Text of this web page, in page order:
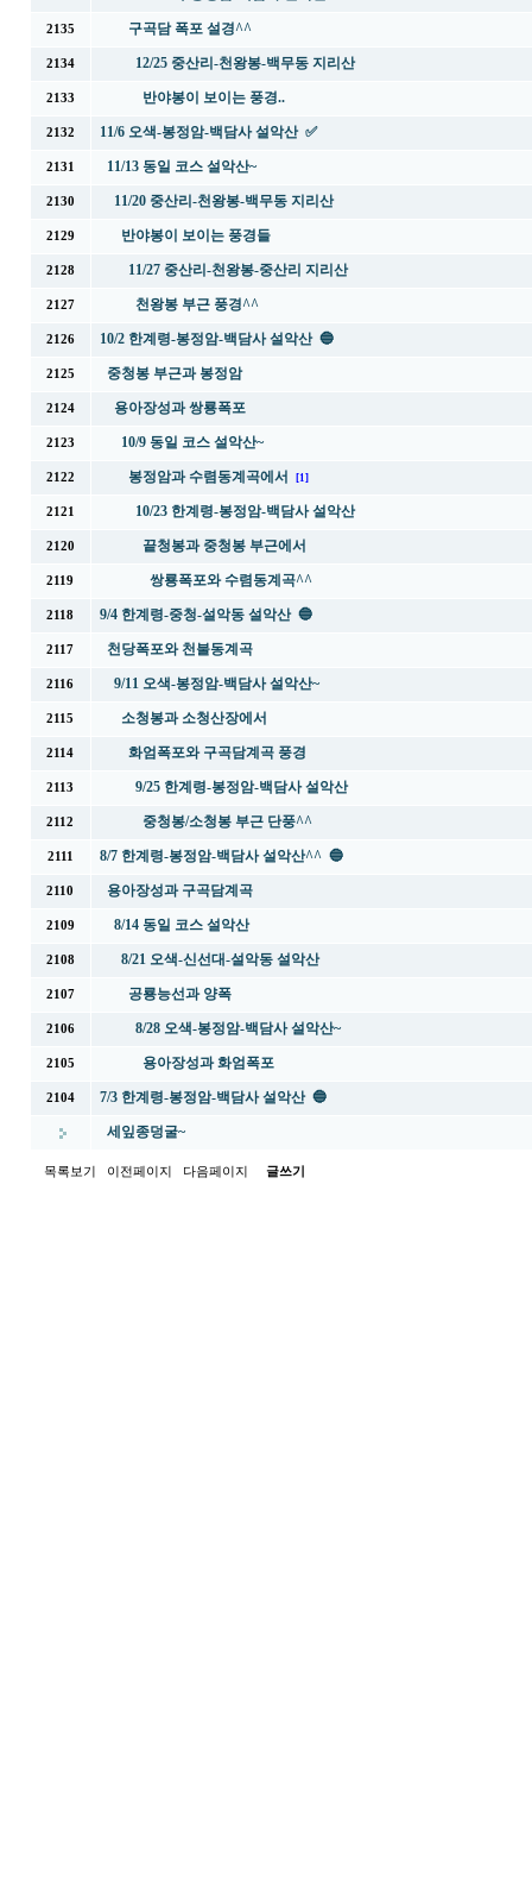
2135 구곡담 폭포 설경^^
2134 12/25 중산리-천왕봉-백무동 지리산
2133 반야봉이 보이는 풍경..
2132 11/6 오색-봉정암-백담사 설악산 ✅
2131 11/13 동일 코스 설악산~
2130 11/20 중산리-천왕봉-백무동 지리산
2129 반야봉이 보이는 풍경들
2128 11/27 중산리-천왕봉-중산리 지리산
2127 천왕봉 부근 풍경^^
2126 10/2 한계령-봉정암-백담사 설악산 🔵
2125 중청봉 부근과 봉정암
2124 용아장성과 쌍룡폭포
2123 10/9 동일 코스 설악산~
2122 봉정암과 수렴동계곡에서 [1]
2121 10/23 한계령-봉정암-백담사 설악산
2120 끝청봉과 중청봉 부근에서
2119 쌍룡폭포와 수렴동계곡^^
2118 9/4 한계령-중청-설악동 설악산 🔵
2117 천당폭포와 천불동계곡
2116 9/11 오색-봉정암-백담사 설악산~
2115 소청봉과 소청산장에서
2114 화엄폭포와 구곡담계곡 풍경
2113 9/25 한계령-봉정암-백담사 설악산
2112 중청봉/소청봉 부근 단풍^^
2111 8/7 한계령-봉정암-백담사 설악산^^ 🔵
2110 용아장성과 구곡담계곡
2109 8/14 동일 코스 설악산
2108 8/21 오색-신선대-설악동 설악산
2107 공룡능선과 양폭
2106 8/28 오색-봉정암-백담사 설악산~
2105 용아장성과 화엄폭포
2104 7/3 한계령-봉정암-백담사 설악산 🔵
세잎종덩굴~
목록보기 이전페이지 다음페이지 글쓰기